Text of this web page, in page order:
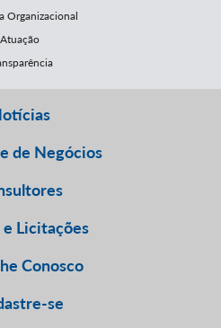
Organizacional
Atuação
de Negócios
e Licitações
Conosco
se